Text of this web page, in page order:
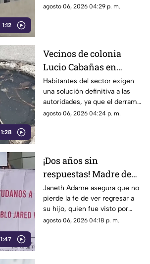
1:12
considerablemente la edad en
agosto 06, 2026 04:29 p. m.
1:28
Vecinos de colonia
Lucio Cabañas en
Lerdo exigen a SAPAL
reparar constante brote
de aguas negras
Habitantes del sector exigen
una solución definitiva a las
autoridades, ya que el derrame
representa un grave foco de
agosto 06, 2026 04:24 p. m.
1:47
¡Dos años sin
respuestas! Madre de
Pablo Jared mantiene
la esperanza de
encontrarlo con vida
Janeth Adame asegura que no
pierde la fe de ver regresar a
su hijo, quien fue visto por
última vez el 30 de julio de
agosto 06, 2026 04:18 p. m.